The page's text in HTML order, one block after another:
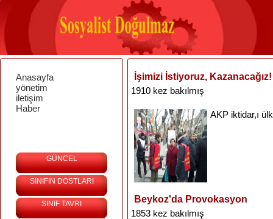
Anasayfa
yönetim
iletişim
Haber
GÜNCEL
SINIFIN DOSTLARI
SINIF TAVRI
İşimizi İstiyoruz, Kazanacağız!
1910 kez bakılmış
AKP iktidar,ı
Beykoz'da Provokasyon
1853 kez bakılmış